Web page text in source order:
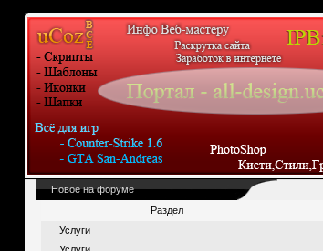
Новое на форуме
Раздел
Услуги